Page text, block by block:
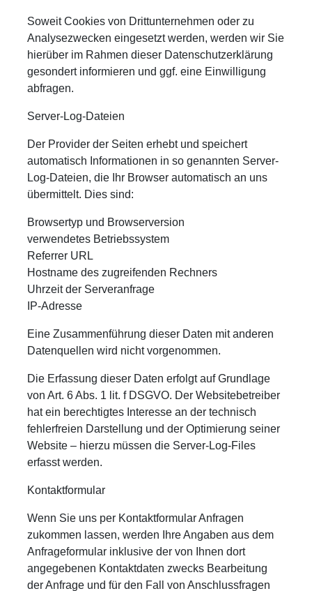
Soweit Cookies von Drittunternehmen oder zu
Analysezwecken eingesetzt werden, werden wir Sie
hierüber im Rahmen dieser Datenschutzerklärung
gesondert informieren und ggf. eine Einwilligung
abfragen.
Server-Log-Dateien
Der Provider der Seiten erhebt und speichert
automatisch Informationen in so genannten Server-
Log-Dateien, die Ihr Browser automatisch an uns
übermittelt. Dies sind:
Browsertyp und Browserversion
verwendetes Betriebssystem
Referrer URL
Hostname des zugreifenden Rechners
Uhrzeit der Serveranfrage
IP-Adresse
Eine Zusammenführung dieser Daten mit anderen
Datenquellen wird nicht vorgenommen.
Die Erfassung dieser Daten erfolgt auf Grundlage
von Art. 6 Abs. 1 lit. f DSGVO. Der Websitebetreiber
hat ein berechtigtes Interesse an der technisch
fehlerfreien Darstellung und der Optimierung seiner
Website – hierzu müssen die Server-Log-Files
erfasst werden.
Kontaktformular
Wenn Sie uns per Kontaktformular Anfragen
zukommen lassen, werden Ihre Angaben aus dem
Anfrageformular inklusive der von Ihnen dort
angegebenen Kontaktdaten zwecks Bearbeitung
der Anfrage und für den Fall von Anschlussfragen